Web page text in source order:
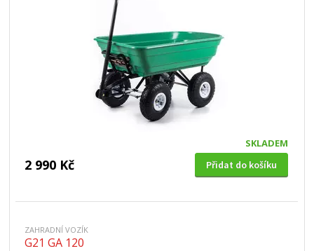
SKLADEM
2 990 Kč Přidat do košíku
ZAHRADNÍ VOZÍK
G21 GA 120